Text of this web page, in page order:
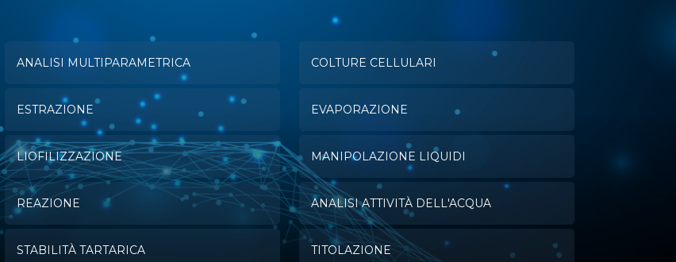
ANALISI MULTIPARAMETRICA COLTURE CELLULARI
ESTRAZIONE EVAPORAZIONE
LIOFILIZZAZIONE MANIPOLAZIONE LIQUIDI
REAZIONE ANALISI ATTIVITÀ DELL'ACQUA
STABILITÀ TARTARICA TITOLAZIONE